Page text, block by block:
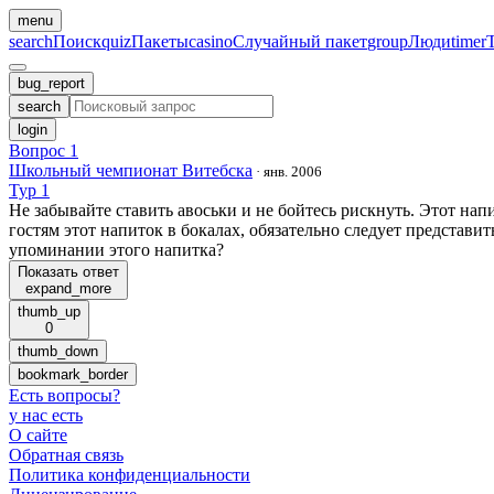
menu
searchПоискquizПакетыcasinoСлучайный пакетgroupЛюдиtimer
bug_report
search
login
Вопрос 1
Школьный чемпионат Витебска · янв. 2006
Тур 1
Не забывайте ставить авоськи и не бойтесь рискнуть. Этот
гостям этот напиток в бокалах, обязательно следует
упоминании этого напитка?
Показать ответ
expand_more
thumb_up
0
thumb_down
bookmark_border
Есть вопросы?
у нас есть
О сайте
Обратная связь
Политика конфиденциальности